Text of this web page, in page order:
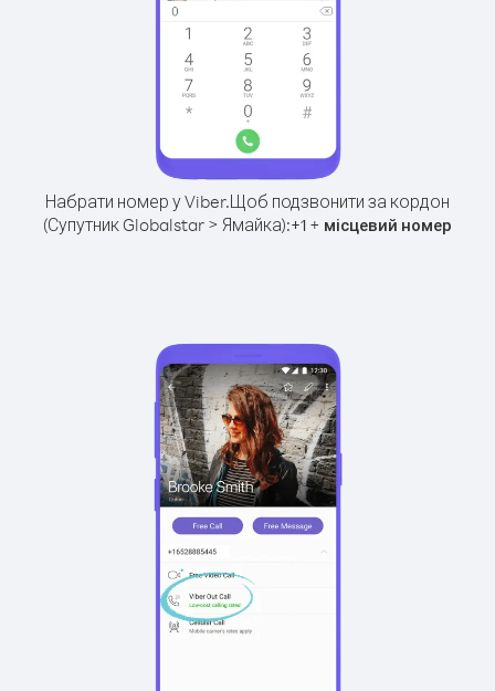
Набрати номер у Viber.Щоб подзвонити за кордон
(Супутник Globalstar > Ямайка):+1 + місцевий номер